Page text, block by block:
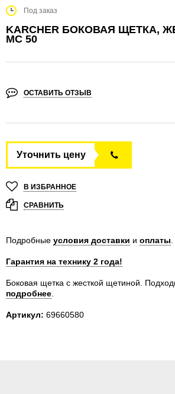
Под заказ
KARCHER БОКОВАЯ ЩЕТКА,
MC 50
ОСТАВИТЬ ОТЗЫВ
Уточнить цену
В ИЗБРАННОЕ
СРАВНИТЬ
Подробные условия доставки и оплаты
Гарантия на технику 2 года!
Боковая щетка с жесткой щетиной.
подробнее
Артикул: 69660580